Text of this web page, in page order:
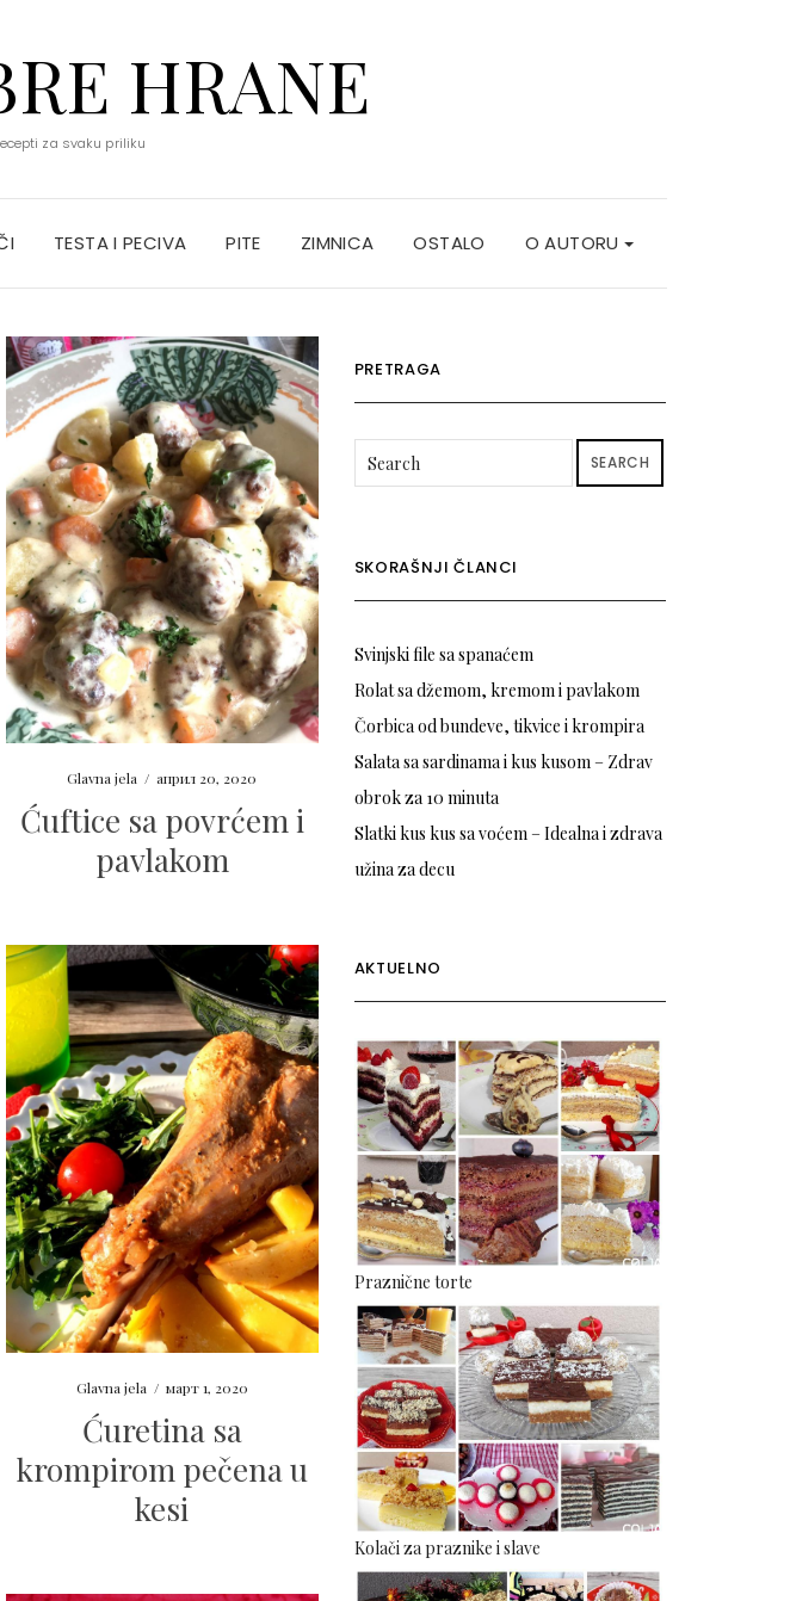
HRANE
za svaku priliku
TESTA I PECIVA PITE ZIMNICA OSTALO O AUTORU
Glavna jela / април 20, 2020
Ćuftice sa povrćem i
pavlakom
Glavna jela / март 1, 2020
Ćuretina sa
krompirom pečena u
kesi
PRETRAGA
SEARCH
SKORAŠNJI ČLANCI
Svinjski file sa spanaćem
Rolat sa džemom, kremom i pavlakom
Čorbica od bundeve, tikvice i krompira
Salata sa sardinama i kus kusom – Zdrav
obrok za 10 minuta
Slatki kus kus sa voćem – Idealna i zdrava
užina za decu
AKTUELNO
Praznične torte
Kolači za praznike i slave